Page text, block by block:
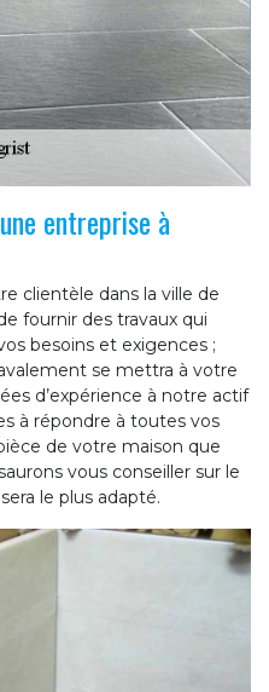
entreprise à
clientèle dans la ville de
fournir des travaux qui
besoins et exigences ;
se mettra à votre
d’expérience à notre actif
à répondre à toutes vos
de votre maison que
vous conseiller sur le
le plus adapté.